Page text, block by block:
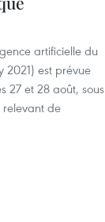
artificielle du
2021) est prévue
27 et 28 août, sous
relevant de